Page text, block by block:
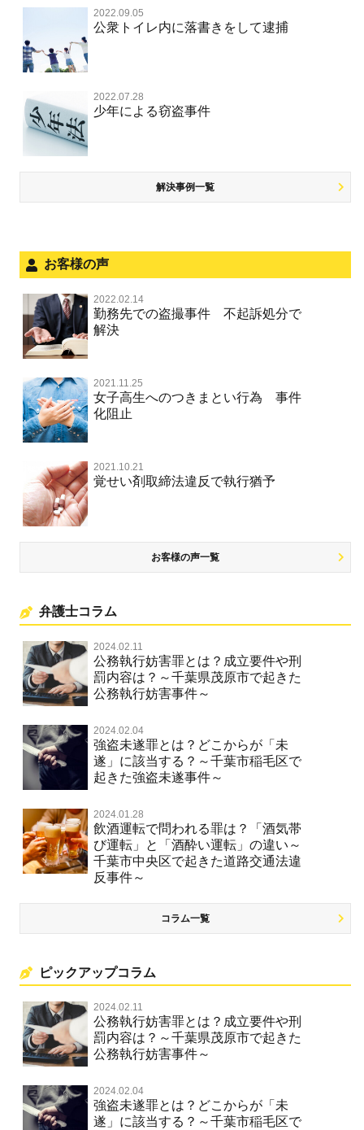
公務執行妨害
自転車事故
銃刀法違反
風営法・風適法違反
児童虐待・保護責任者遺棄
不正競争防止法
住居侵入等
名誉棄損・侮辱
事件のことを秘密にしたい
被害届・告訴・告発されたら
公務執行妨害罪
逮捕・監禁
暴行・傷害
略取・誘拐・人身売買
不同意わいせつ（旧 強制わいせつ，準強制わいせつ）
公然わいせつ罪，わいせつ物頒布等罪，淫行勧誘罪
児童ポルノ リベンジポルノ
痴漢
盗撮，のぞき行為
窃盗罪
知的財産と刑事事件
恐喝
盗品売買・譲り受け等
覚せい剤
危険ドラッグ
大麻
麻薬及び向精神薬
交通違反・交通事故 TOP
交通事故 交通違反と刑事事件
自転車事故
人身事故・死亡事故
無免許運転
その他 TOP
児童虐待・保護責任者遺棄
住居侵入等
銃刀法違反
ストーカー事件
不正競争防止法
風営法・風適法違反
文書偽造・偽造文書行使
著作権法違反・商標法違反
放火・失火
名誉棄損罪・侮辱
司法取引・刑事免責
取調べの注意点
少年事件の手続と特色
少年事件の処分
被害届・告訴・告発の不安や悩み
面会・差し入れ
2022.09.05
公衆トイレ内に落書きをして逮捕
2022.07.28
少年による窃盗事件
解決事例一覧
お客様の声
2022.02.14
勤務先での盗撮事件 不起訴処分で
解決
2021.11.25
女子高生へのつきまとい行為 事件
化阻止
2021.10.21
覚せい剤取締法違反で執行猶予
お客様の声一覧
弁護士コラム
2024.02.11
公務執行妨害罪とは？成立要件や刑
罰内容は？～千葉県茂原市で起きた
公務執行妨害事件～
2024.02.04
強盗未遂罪とは？どこからが「未
遂」に該当する？～千葉市稲毛区で
起きた強盗未遂事件～
2024.01.28
飲酒運転で問われる罪は？「酒気帯
び運転」と「酒酔い運転」の違い～
千葉市中央区で起きた道路交通法違
反事件～
コラム一覧
ピックアップコラム
2024.02.11
公務執行妨害罪とは？成立要件や刑
罰内容は？～千葉県茂原市で起きた
公務執行妨害事件～
2024.02.04
強盗未遂罪とは？どこからが「未
遂」に該当する？～千葉市稲毛区で